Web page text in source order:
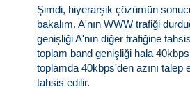
Şimdi, hiyerarşik çözümün
bakalım. A'nın WWW trafiği
genişliği A'nın diğer trafiğine
toplam band genişliği hala
toplamda 40kbps'den azını
tahsis edilir.